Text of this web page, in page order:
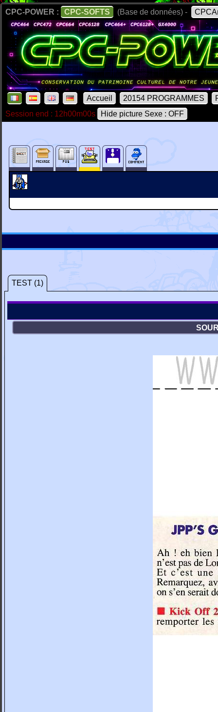
CPC-POWER : CPC-SOFTS (Base de données) -
Accueil 20154 PROGRAMMES
Session end : 12h00m00s
Hide picture Sexe : OFF
TEST (1)